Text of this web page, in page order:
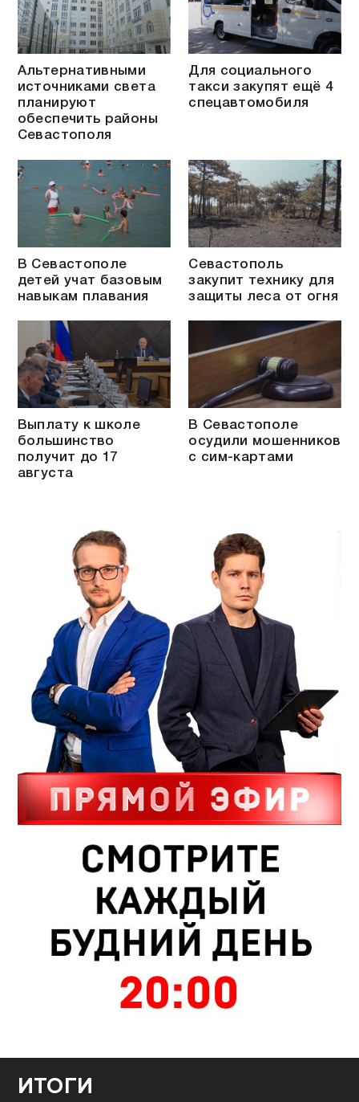
Альтернативными
источниками света
планируют
обеспечить районы
Севастополя
Для социального
такси закупят ещё 4
спецавтомобиля
В Севастополе
детей учат базовым
навыкам плавания
Севастополь
закупит технику для
защиты леса от огня
Выплату к школе
большинство
получит до 17
августа
В Севастополе
осудили мошенников
с сим-картами
ИТОГИ